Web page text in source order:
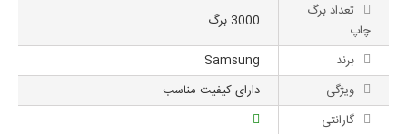
تعداد برگ
چاپ
3000 برگ
برند
Samsung
ویژگی
دارای کیفیت مناسب
گارانتی